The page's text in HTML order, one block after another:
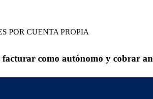
POR CUENTA PROPIA
facturar como autónomo y cobrar